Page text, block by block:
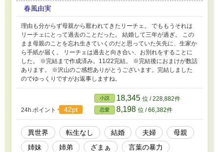
春風由実
理由も分からず母親から厭われてきたリーチェ。 でももうそれは
リーチェにとって過去のことだった。 結婚して三年が過ぎ。 この
まま母親のことを忘れ生きていくのだと思っていた矢先に、生家か
ら手紙が届く。 リーチェは過去と向き合い、お別れをすることに
した。 ※完結まで作成済み。11/22完結。 ※完結後におまけが数話
あります。 ※沢山のご感想ありがとうございます。完結しました
のでゆっくりですがお返事しますね。
24h.ポイント 42pt
小説 18,345 位 / 228,882件
恋愛 8,198 位 / 66,382件
異世界 転生なし 結婚 夫婦
母親
姉妹
姉弟 ざまぁ
言葉の暴力